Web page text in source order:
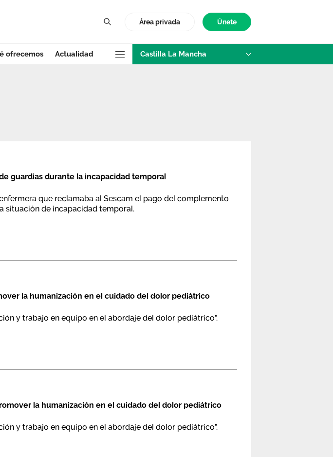
Área privada
Únete
ofrecemos Actualidad Castilla La Mancha
guardias durante la incapacidad temporal
que reclamaba al Sescam el pago del complemento
situación de incapacidad temporal.
la humanización en el cuidado del dolor pediátrico
y trabajo en equipo en el abordaje del dolor pediátrico”.
la humanización en el cuidado del dolor pediátrico
y trabajo en equipo en el abordaje del dolor pediátrico”.